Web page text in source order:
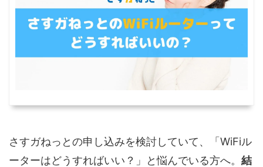
さすガねっとの申し込みを検討していて、「WiFiル
ーターはどうすればいい？」と悩んでいる方へ。 結